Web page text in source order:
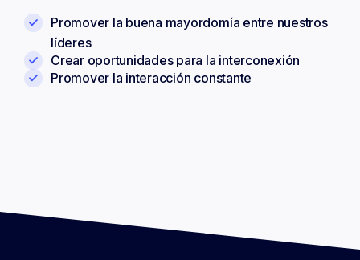
Promover la buena mayordomía entre nuestros
líderes
Crear oportunidades para la interconexión
Promover la interacción constante